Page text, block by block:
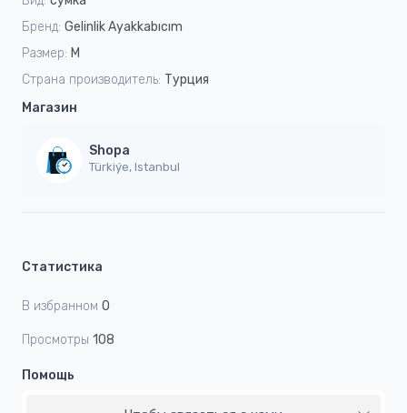
Бренд: Gelinlik Ayakkabıcım
Размер: M
Страна производитель: Турция
Магазин
Shopa
Türkiýe, Istanbul
Статистика
В избранном 0
Просмотры 108
Помощь